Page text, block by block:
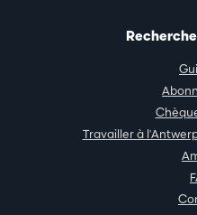
Travailler à